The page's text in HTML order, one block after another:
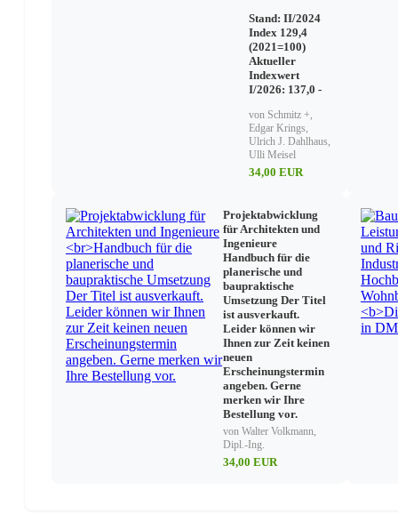
Stand: II/2024
Index 129,4
(2021=100)
Aktueller
Indexwert
I/2026: 137,0 -
von Schmitz +,
Edgar Krings,
Ulrich J. Dahlhaus,
Ulli Meisel
34,00 EUR
Projektabwicklung
für Architekten und
Ingenieure
Handbuch für die
planerische und
baupraktische
Umsetzung Der Titel
ist ausverkauft.
Leider können wir
Ihnen zur Zeit keinen
neuen
Erscheinungstermin
angeben. Gerne
merken wir Ihre
Bestellung vor.
von Walter Volkmann,
Dipl.-Ing.
34,00 EUR